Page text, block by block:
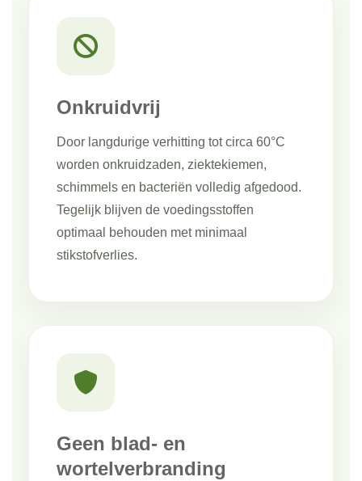
Onkruidvrij
Door langdurige verhitting tot circa 60°C
worden onkruidzaden, ziektekiemen,
schimmels en bacteriën volledig afgedood.
Tegelijk blijven de voedingsstoffen
optimaal behouden met minimaal
stikstofverlies.
Geen blad- en
wortelverbranding